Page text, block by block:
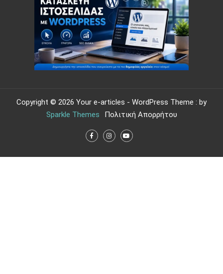
Copyright © 2026 Your e-articles - WordPress Theme : by
Sparkle Themes
Πολιτική Απορρήτου